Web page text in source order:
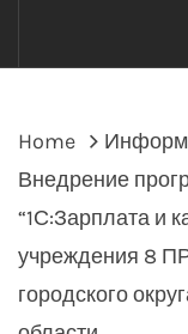
Home
Внедрение
“1С:Зарплата и
учреждения 8
городского